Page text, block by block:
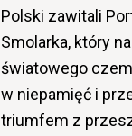
Polski zawitali
Smolarka, który
światowego
w niepamięć i
triumfem z